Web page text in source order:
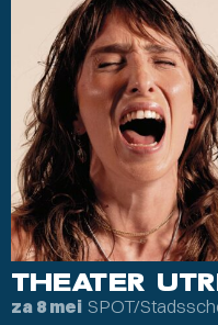
THEATER
za 8 mei SPOT/